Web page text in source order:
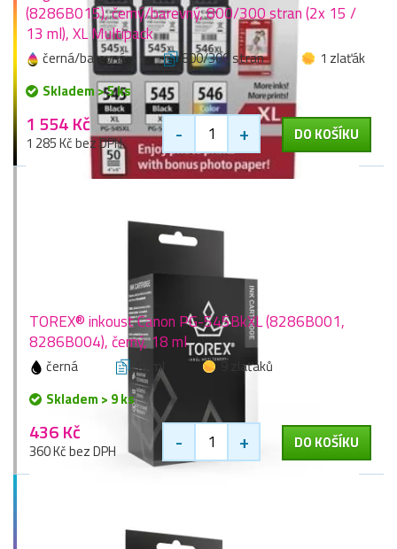
(8286B015), černý/barevný, 800/300 stran (2x 15 /
13 ml), XL Multipack
černá/barevná 800/300 stran
1 zlaťák
Skladem > 5 ks
1 554 Kč
1 285 Kč bez DPH - + DO KOŠÍKU
TOREX® inkoust Canon PG-545BkXL (8286B001,
8286B004), černý, 18 ml
černá 18 ml
9 zlaťáků
Skladem > 9 ks
436 Kč
360 Kč bez DPH - + DO KOŠÍKU